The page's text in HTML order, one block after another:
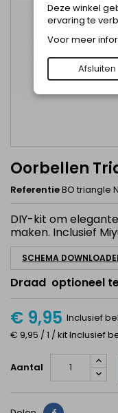
Oorbellen
ReferentieBO triangle
DIY-kit om elegante
maken. Inclusief
SCHEMA
Draad optioneel
€ 9,95 Inclusief
€ 9,95 / 1 / kit Inclusief
Aantal
Deze winkel
ervaring te
Voor meer
Afsluiten